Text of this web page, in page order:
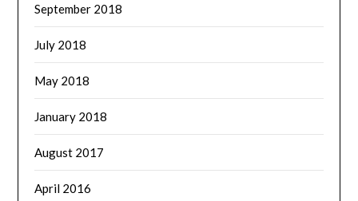
September 2018
July 2018
May 2018
January 2018
August 2017
April 2016